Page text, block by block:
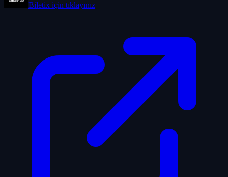
Biletix için tıklayınız